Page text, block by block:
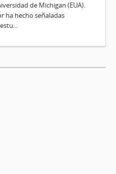
de Michigan (EUA).
ha hecho señaladas